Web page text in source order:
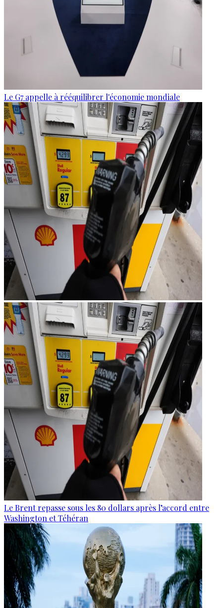
Le G7 appelle à rééquilibrer l'économie mondiale
Le Brent repasse sous les 80 dollars après l’accord entre
Washington et Téhéran